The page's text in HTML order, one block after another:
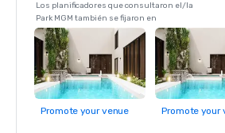
Los planificadores que consultaron el/la
Park MGM también se fijaron en
Promote your venue Promote your